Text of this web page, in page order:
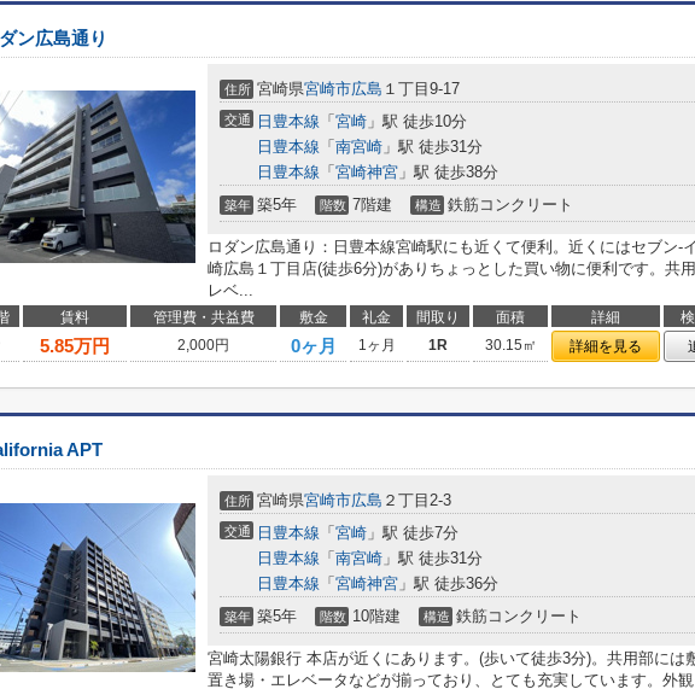
ン広島通り
住所 宮崎県宮崎市広島 １丁目9-17
交通 日豊本線 「 宮崎 」駅 徒歩10分
日豊本線 「 南宮崎 」駅 徒歩31分
日豊本線 「 宮崎神宮 」駅 徒歩38分
築年 築5年 階数 7階建 構造 鉄筋コンクリート
ロダン広島通り：日豊本線宮崎駅にも近くて便利。近くにはセブン‐
崎広島１丁目店(徒歩6分)がありちょっとした買い物に便利です。共
レベ...
賃料 管理費・共益費 敷金 礼金 間取り 面積 詳細
5.85万円 2,000円 0ヶ月 1ヶ月 1R 30.15㎡ 詳細を見る
APT
住所 宮崎県宮崎市広島 ２丁目2-3
交通 日豊本線 「 宮崎 」駅 徒歩7分
日豊本線 「 南宮崎 」駅 徒歩31分
日豊本線 「 宮崎神宮 」駅 徒歩36分
築年 築5年 階数 10階建 構造 鉄筋コンクリート
宮崎太陽銀行 本店が近くにあります。(歩いて徒歩3分)。共用部には
置き場・エレベータなどが揃っており、とても充実しています。外